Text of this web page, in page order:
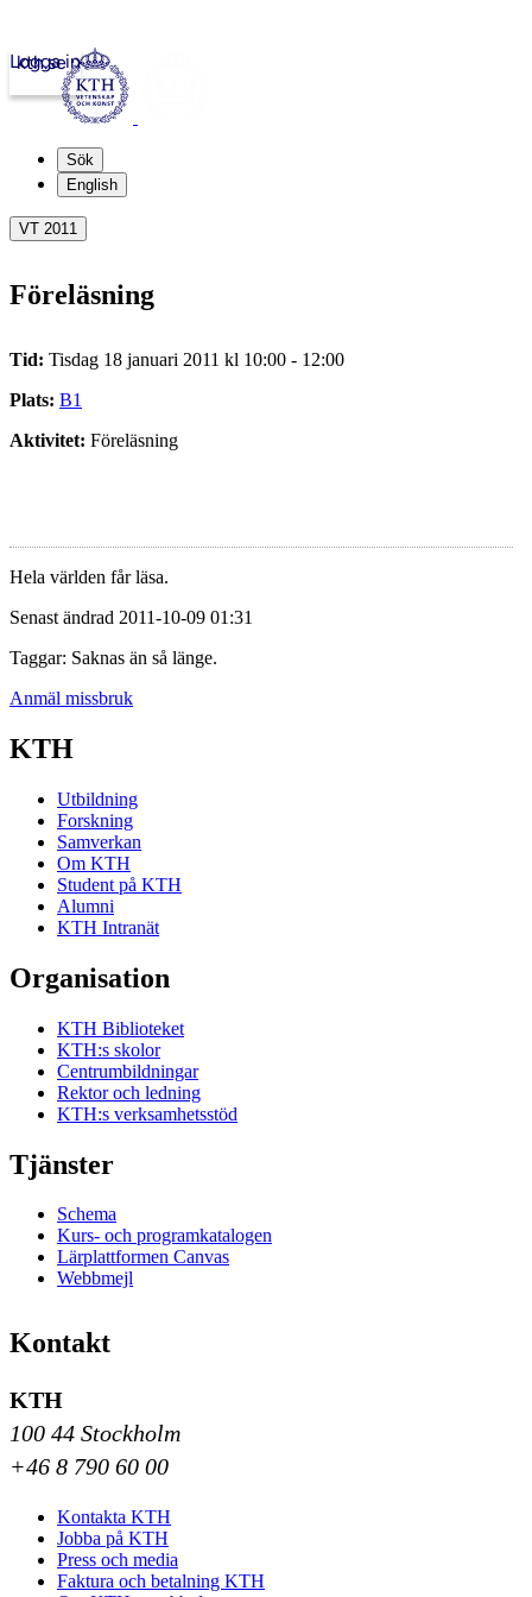
kth.se
Logga in
Sök
English
VT 2011
Föreläsning
Tid: Tisdag 18 januari 2011 kl 10:00 - 12:00
Plats: B1
Aktivitet: Föreläsning
Hela världen får läsa.
Senast ändrad 2011-10-09 01:31
Taggar: Saknas än så länge.
Anmäl missbruk
KTH
Utbildning
Forskning
Samverkan
Om KTH
Student på KTH
Alumni
KTH Intranät
Organisation
KTH Biblioteket
KTH:s skolor
Centrumbildningar
Rektor och ledning
KTH:s verksamhetsstöd
Tjänster
Schema
Kurs- och programkatalogen
Lärplattformen Canvas
Webbmejl
Kontakt
KTH
100 44 Stockholm
+46 8 790 60 00
Kontakta KTH
Jobba på KTH
Press och media
Faktura och betalning KTH